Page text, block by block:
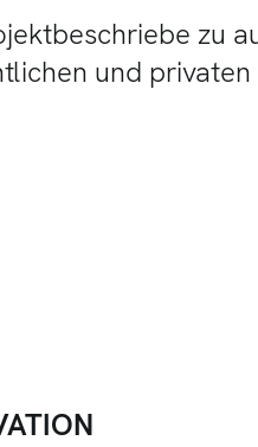
zu
und